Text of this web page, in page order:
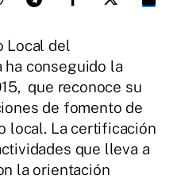
Local del
ha conseguido la
que reconoce su
de fomento de
local. La certificación
que lleva a
la orientación